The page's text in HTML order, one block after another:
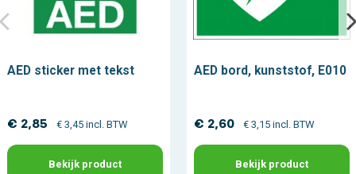
AED sticker met tekst
€ 2,85 € 3,45 incl. BTW
Bekijk product
AED bord, kunststof, E010
€ 2,60 € 3,15 incl. BTW
Bekijk product